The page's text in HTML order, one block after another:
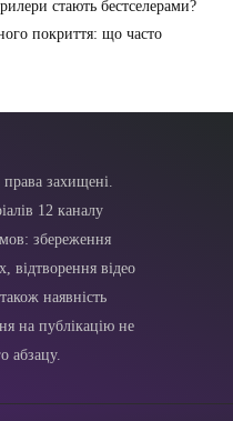
стають бестселерами?
покриття: що часто
захищені.
12 каналу
збереження
відтворення відео
наявність
на публікацію не
абзацу.